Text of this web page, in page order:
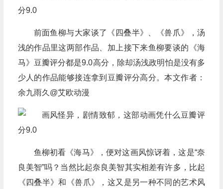
前面鱼柳与大家谈了《四叠半》、《兽爪》，汤
浅的作品里这两部作品、加上接下来鱼柳要谈的《海
马》豆瓣评分都是9.0高分，除却汤浅政明怕是没有多
少人的作品能够接连拿到豆瓣评分高分。本文作者：
余九雨久@艾欧动漫
鱼柳初看《海马》，便对这画风惊讶着，这是“奈
良美智”吗？当然比起奈良美智其实相差有许多，比起
《四叠半》和《兽爪》，这又是另一种不同的艺术风